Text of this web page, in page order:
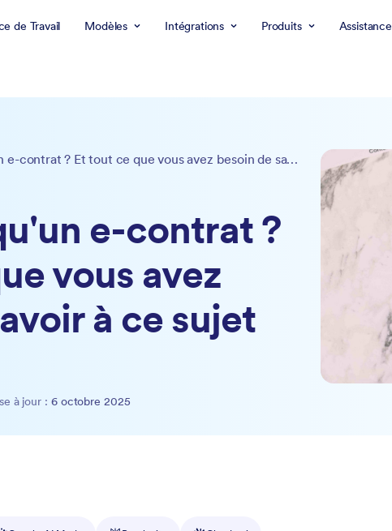
de Travail Modèles Intégrations Produits Assistance
Qu'est-ce qu'un e-contrat ? Et tout ce que vous avez besoin de savoir à ce sujet
e-contrat ?
vous avez
à ce sujet
à jour : 6 octobre 2025